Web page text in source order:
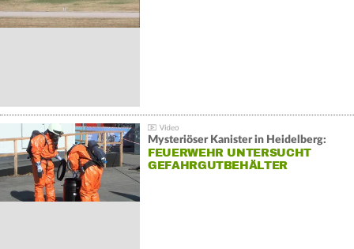
Mysteriöser Kanister in Heidelberg:
FEUERWEHR UNTERSUCHT
GEFAHRGUTBEHÄLTER